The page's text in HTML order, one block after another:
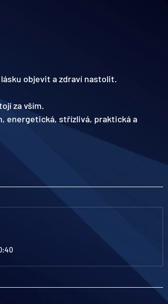
objevit a zdraví nastolit.
za vším.
energetická, střízlivá, praktická a